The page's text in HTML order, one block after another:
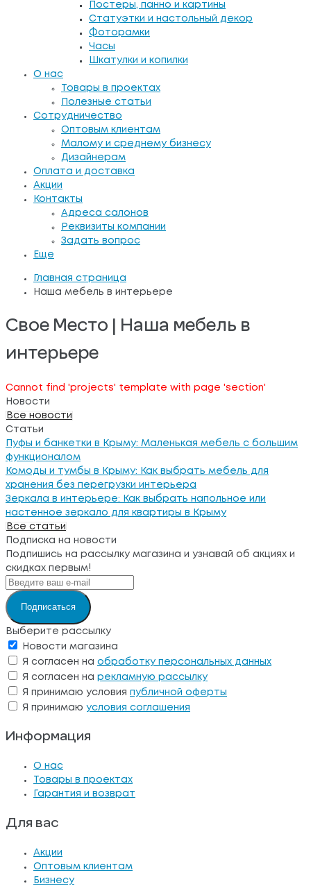
Постеры, панно и картины
Статуэтки и настольный декор
Фоторамки
Часы
Шкатулки и копилки
О нас
Товары в проектах
Полезные статьи
Сотрудничество
Оптовым клиентам
Малому и среднему бизнесу
Дизайнерам
Оплата и доставка
Акции
Контакты
Адреса салонов
Реквизиты компании
Задать вопрос
Еще
Главная страница
Наша мебель в интерьере
Свое Место | Наша мебель в
интерьере
Cannot find 'projects' template with page 'section'
Новости
Все новости
Статьи
Пуфы и банкетки в Крыму: Маленькая мебель с большим
функционалом
Комоды и тумбы в Крыму: Как выбрать мебель для
хранения без перегрузки интерьера
Зеркала в интерьере: Как выбрать напольное или
настенное зеркало для квартиры в Крыму
Все статьи
Подписка на новости
Подпишись на рассылку магазина и узнавай об акциях и
скидках первым!
Подписаться
Выберите рассылку
Новости магазина
Я согласен на обработку персональных данных
Я согласен на рекламную рассылку
Я принимаю условия публичной оферты
Я принимаю условия соглашения
Информация
О нас
Товары в проектах
Гарантия и возврат
Для вас
Акции
Оптовым клиентам
Бизнесу